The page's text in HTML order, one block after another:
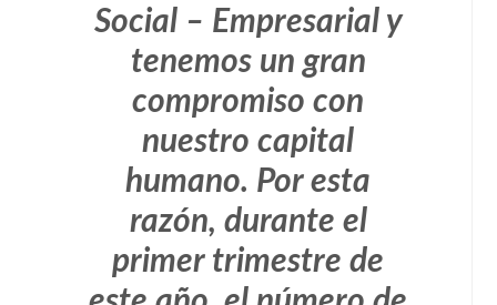
Social – Empresarial y
tenemos un gran
compromiso con
nuestro capital
humano. Por esta
razón, durante el
primer trimestre de